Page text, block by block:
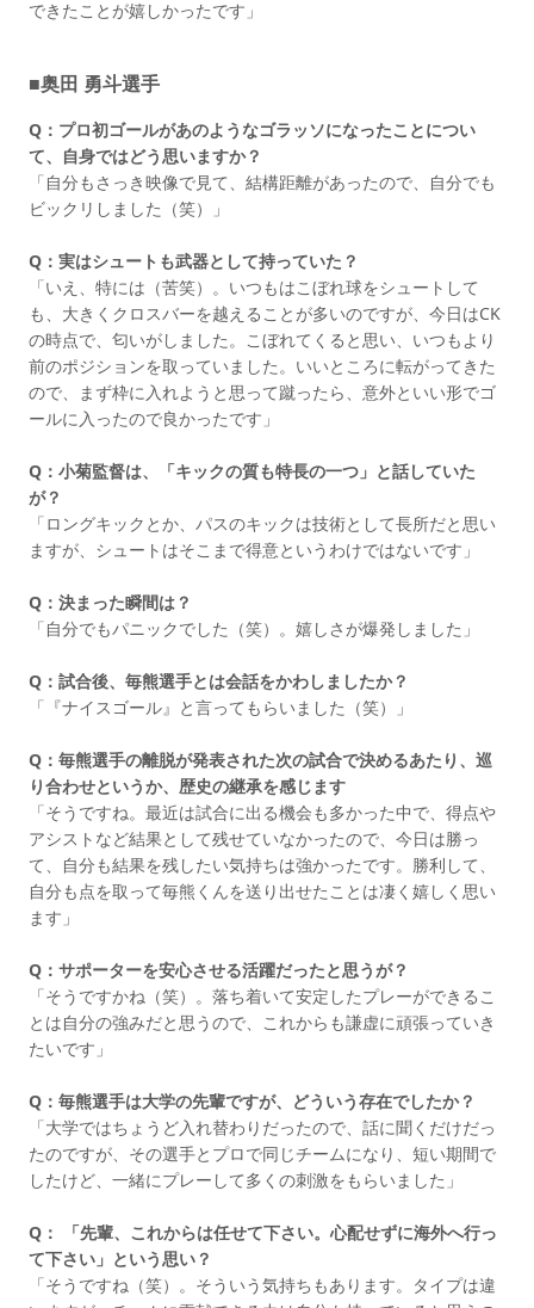
できたことが嬉しかったです」
■奥田 勇斗選手
Q：プロ初ゴールがあのようなゴラッソになったことについ
て、自身ではどう思いますか？
「自分もさっき映像で見て、結構距離があったので、自分でも
ビックリしました（笑）」
Q：実はシュートも武器として持っていた？
「いえ、特には（苦笑）。いつもはこぼれ球をシュートして
も、大きくクロスバーを越えることが多いのですが、今日はCK
の時点で、匂いがしました。こぼれてくると思い、いつもより
前のポジションを取っていました。いいところに転がってきた
ので、まず枠に入れようと思って蹴ったら、意外といい形でゴ
ールに入ったので良かったです」
Q：小菊監督は、「キックの質も特長の一つ」と話していた
が？
「ロングキックとか、パスのキックは技術として長所だと思い
ますが、シュートはそこまで得意というわけではないです」
Q：決まった瞬間は？
「自分でもパニックでした（笑）。嬉しさが爆発しました」
Q：試合後、毎熊選手とは会話をかわしましたか？
「『ナイスゴール』と言ってもらいました（笑）」
Q：毎熊選手の離脱が発表された次の試合で決めるあたり、巡
り合わせというか、歴史の継承を感じます
「そうですね。最近は試合に出る機会も多かった中で、得点や
アシストなど結果として残せていなかったので、今日は勝っ
て、自分も結果を残したい気持ちは強かったです。勝利して、
自分も点を取って毎熊くんを送り出せたことは凄く嬉しく思い
ます」
Q：サポーターを安心させる活躍だったと思うが？
「そうですかね（笑）。落ち着いて安定したプレーができるこ
とは自分の強みだと思うので、これからも謙虚に頑張っていき
たいです」
Q：毎熊選手は大学の先輩ですが、どういう存在でしたか？
「大学ではちょうど入れ替わりだったので、話に聞くだけだっ
たのですが、その選手とプロで同じチームになり、短い期間で
したけど、一緒にプレーして多くの刺激をもらいました」
Q： 「先輩、これからは任せて下さい。心配せずに海外へ行っ
て下さい」という思い？
「そうですね（笑）。そういう気持ちもあります。タイプは違